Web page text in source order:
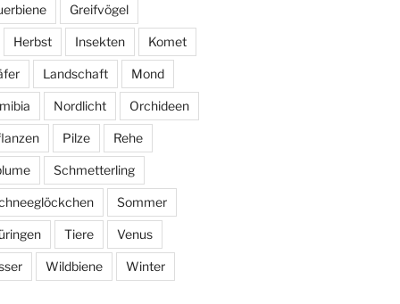
Greifvögel
Herbst Insekten Komet
Landschaft Mond
Nordlicht Orchideen
Pilze Rehe
Schmetterling
Sommer
Tiere Venus
Wildbiene Winter